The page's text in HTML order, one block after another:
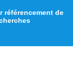
référencement de